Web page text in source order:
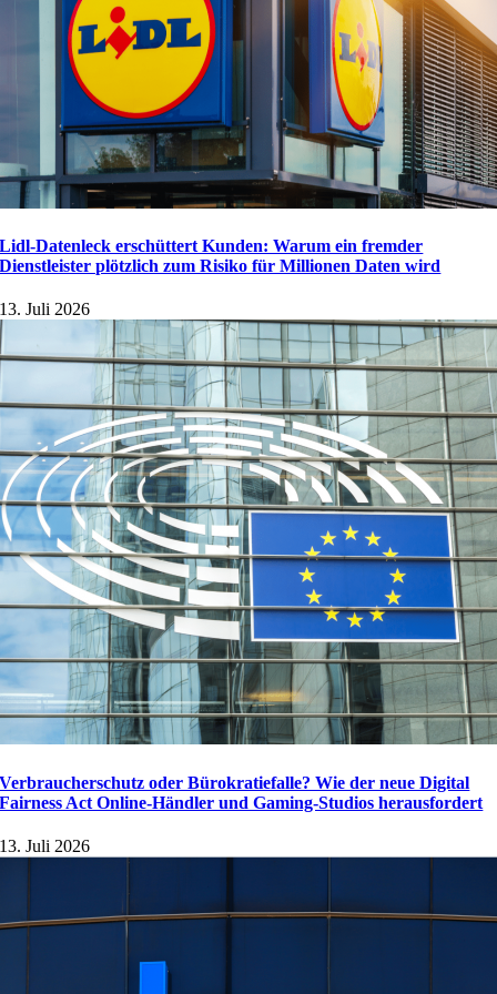
Lidl-Datenleck erschüttert Kunden: Warum ein fremder
Dienstleister plötzlich zum Risiko für Millionen Daten wird
13. Juli 2026
Verbraucherschutz oder Bürokratiefalle? Wie der neue Digital
Fairness Act Online-Händler und Gaming-Studios herausfordert
13. Juli 2026